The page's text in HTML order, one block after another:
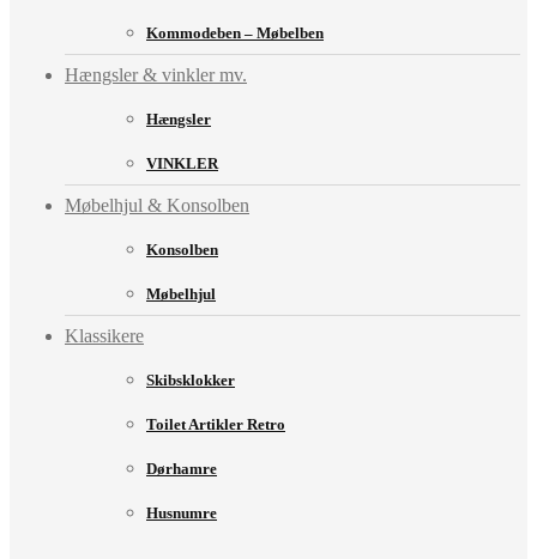
Kommodeben – Møbelben
Hængsler & vinkler mv.
Hængsler
VINKLER
Møbelhjul & Konsolben
Konsolben
Møbelhjul
Klassikere
Skibsklokker
Toilet Artikler Retro
Dørhamre
Husnumre